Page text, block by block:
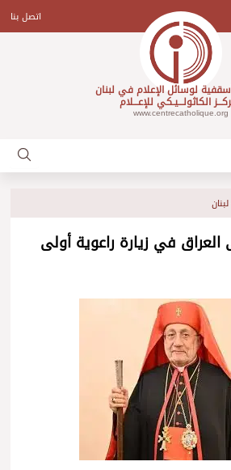
اتصل بنا
لوسائل الإعلام في لبنان
الكاثولـــيـكي للإعـــلام
www.centrecatholique.org
العراق في زيارة راعوية أولى